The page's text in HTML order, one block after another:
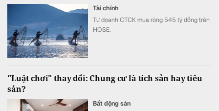
Tài chính
Tự doanh CTCK mua ròng 545 tỷ đồng trên
HOSE.
"Luật chơi" thay đổi: Chung cư là tích sản hay tiêu
sản?
Bất động sản